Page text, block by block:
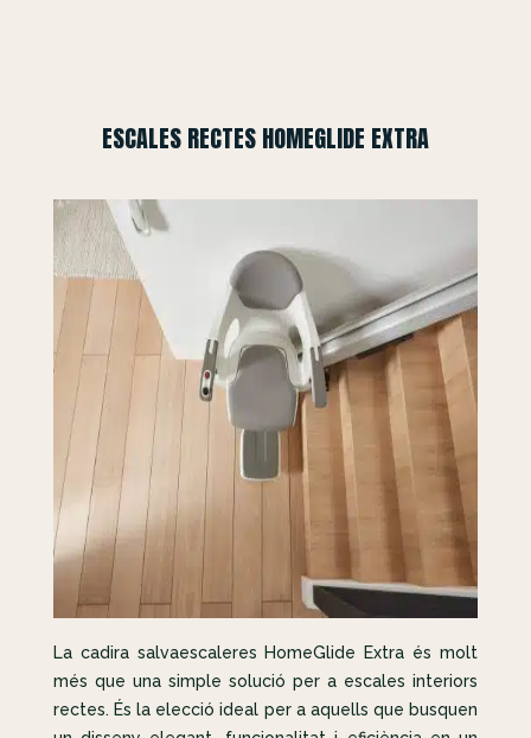
ESCALES RECTES HOMEGLIDE EXTRA
La cadira salvaescaleres HomeGlide Extra és molt
més que una simple solució per a escales interiors
rectes. És la elecció ideal per a aquells que busquen